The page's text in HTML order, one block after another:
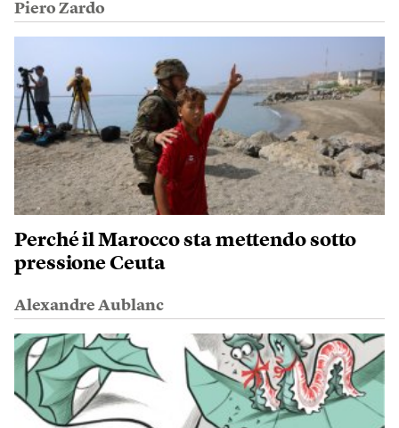
Piero Zardo
Perché il Marocco sta mettendo sotto
pressione Ceuta
Alexandre Aublanc